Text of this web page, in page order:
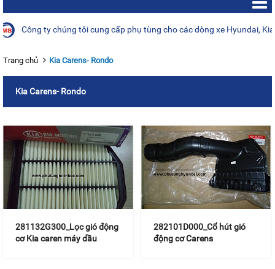
ty chúng tôi cung cấp phụ tùng cho các dòng xe Hyundai, Kia,
Trang chủ Kia Carens- Rondo
Kia Carens- Rondo
281132G300_Lọc gió động
cơ Kia caren máy dầu
282101D000_Cổ hút gió
động cơ Carens